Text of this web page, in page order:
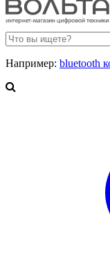
Например: bluetooth